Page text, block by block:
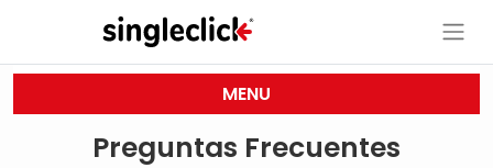
MENU
Preguntas Frecuentes